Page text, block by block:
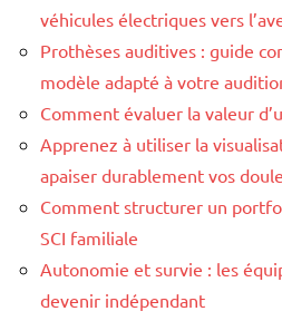
véhicules électriques vers
Prothèses auditives : guide
modèle adapté à votre
Comment évaluer la valeur
Apprenez à utiliser la
apaiser durablement vos
Comment structurer un
SCI familiale
Autonomie et survie : les
devenir indépendant